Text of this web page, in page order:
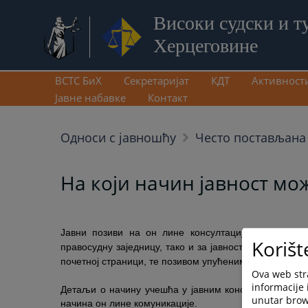
Високи судски и
Херцеговине
ВСТС БиХ Секретаријат КДТ
Јавне набавке
Контакт
Односи с јавношћу Често
На који начин јавност
Јавни позиви на он лине консултације упућени
правосудну заједницу, тако и за јавност у цјелини,
почетној страници, те позивом упућеним средствима
Детаљи о начину учешћа у јавним консултацијама
начина он лине комуникације.
Ova web
informacije
unutar